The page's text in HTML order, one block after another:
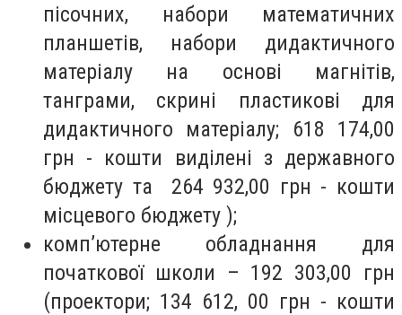
пісочних, набори математичних
планшетів, набори дидактичного
матеріалу на основі магнітів,
танграми, скрині пластикові для
дидактичного матеріалу; 618 174,00
грн - кошти виділені з державного
бюджету та 264 932,00 грн - кошти
місцевого бюджету );
комп’ютерне обладнання для
початкової школи – 192 303,00 грн
(проектори; 134 612, 00 грн - кошти